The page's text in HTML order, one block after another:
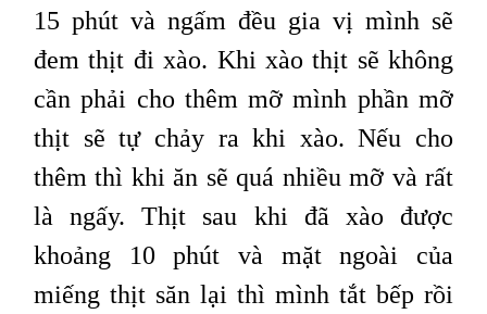
15 phút và ngấm đều gia vị mình sẽ
đem thịt đi xào. Khi xào thịt sẽ không
cần phải cho thêm mỡ mình phần mỡ
thịt sẽ tự chảy ra khi xào. Nếu cho
thêm thì khi ăn sẽ quá nhiều mỡ và rất
là ngấy. Thịt sau khi đã xào được
khoảng 10 phút và mặt ngoài của
miếng thịt săn lại thì mình tắt bếp rồi